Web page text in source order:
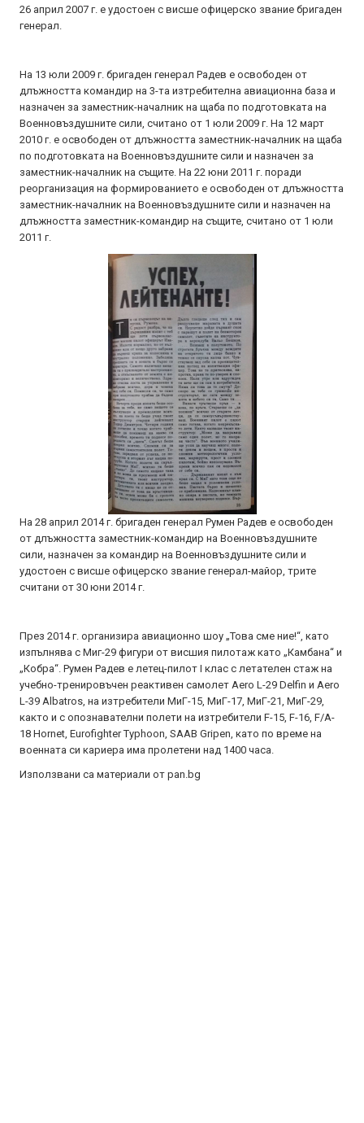
26 април 2007 г. е удостоен с висше офицерско звание бригаден
генерал.
На 13 юли 2009 г. бригаден генерал Радев е освободен от
длъжността командир на 3-та изтребителна авиационна база и
назначен за заместник-началник на щаба по подготовката на
Военновъздушните сили, считано от 1 юли 2009 г. На 12 март
2010 г. е освободен от длъжността заместник-началник на щаба
по подготовката на Военновъздушните сили и назначен за
заместник-началник на същите. На 22 юни 2011 г. поради
реорганизация на формированието е освободен от длъжността
заместник-началник на Военновъздушните сили и назначен на
длъжността заместник-командир на същите, считано от 1 юли
2011 г.
На 28 април 2014 г. бригаден генерал Румен Радев е освободен
от длъжността заместник-командир на Военновъздушните
сили, назначен за командир на Военновъздушните сили и
удостоен с висше офицерско звание генерал-майор, трите
считани от 30 юни 2014 г.
През 2014 г. организира авиационно шоу „Това сме ние!“, като
изпълнява с Миг-29 фигури от висшия пилотаж като „Камбана“ и
„Кобра“. Румен Радев е летец-пилот I клас с летателен стаж на
учебно-тренировъчен реактивен самолет Aero L-29 Delfin и Aero
L-39 Albatros, на изтребители МиГ-15, МиГ-17, МиГ-21, МиГ-29,
както и с опознавателни полети на изтребители F-15, F-16, F/A-
18 Hornet, Eurofighter Typhoon, SAAB Gripen, като по време на
военната си кариера има пролетени над 1400 часа.
Използвани са материали от pan.bg